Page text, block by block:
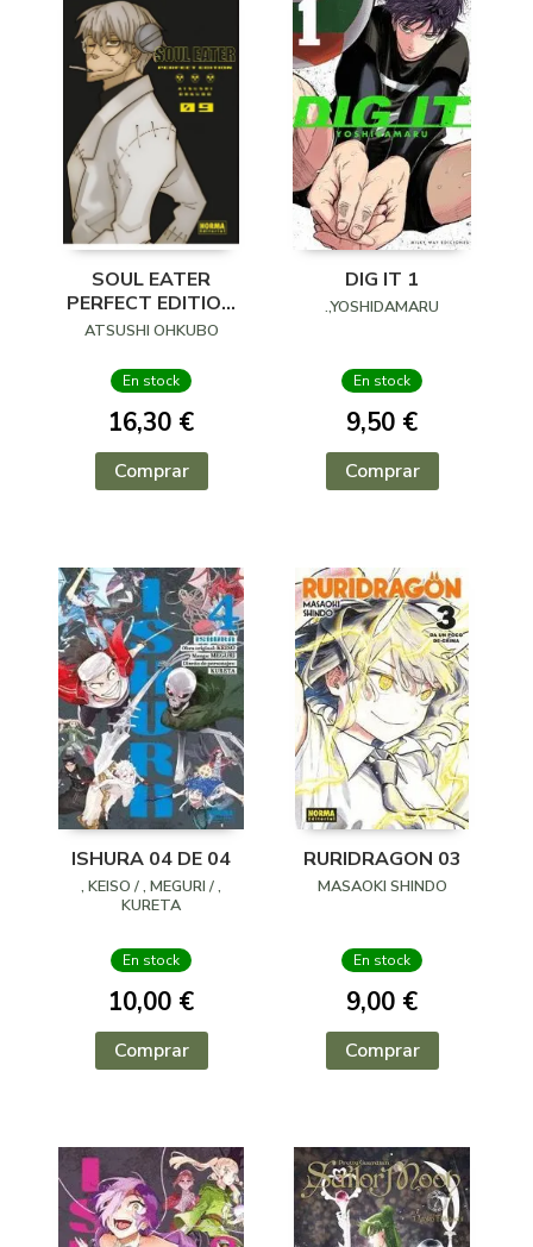
SOUL EATER
PERFECT EDITION
09
ATSUSHI OHKUBO
En stock
16,30 €
Comprar
DIG IT 1
.,YOSHIDAMARU
En stock
9,50 €
Comprar
ISHURA 04 DE 04
, KEISO / , MEGURI / ,
KURETA
En stock
10,00 €
Comprar
RURIDRAGON 03
MASAOKI SHINDO
En stock
9,00 €
Comprar